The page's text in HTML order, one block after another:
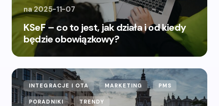
na 2025-11-07
KSeF – co to jest, jak działa i od kiedy
będzie obowiązkowy?
INTEGRACJE I OTA MARKETING PMS
PORADNIKI TRENDY